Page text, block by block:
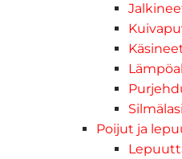
Poijut ja